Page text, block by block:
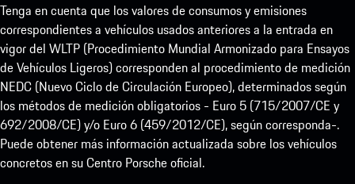
Tenga en cuenta que los valores de consumos y emisiones
correspondientes a vehículos usados anteriores a la entrada en
vigor del WLTP (Procedimiento Mundial Armonizado para Ensayos
de Vehículos Ligeros) corresponden al procedimiento de medición
NEDC (Nuevo Ciclo de Circulación Europeo), determinados según
los métodos de medición obligatorios - Euro 5 (715/2007/CE y
692/2008/CE) y/o Euro 6 (459/2012/CE), según corresponda-.
Puede obtener más información actualizada sobre los vehículos
concretos en su Centro Porsche oficial.